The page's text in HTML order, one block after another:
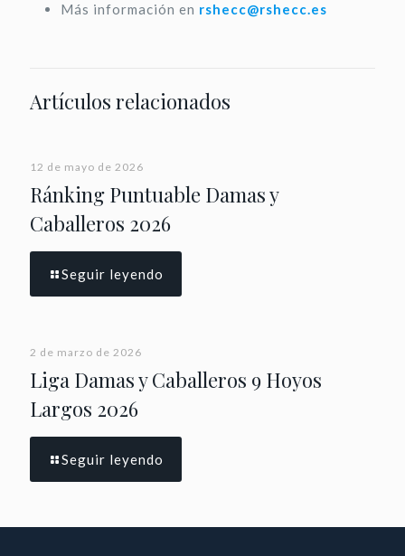
Más información en rshecc@rshecc.es
Artículos relacionados
12 de mayo de 2026
Ránking Puntuable Damas y
Caballeros 2026
Seguir leyendo
2 de marzo de 2026
Liga Damas y Caballeros 9 Hoyos
Largos 2026
Seguir leyendo